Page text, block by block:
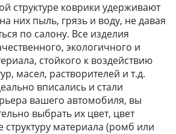
структуре коврики удерживают
них пыль, грязь и воду, не давая
по салону. Все изделия
экологичного и
стойкого к воздействию
масел, растворителей и т.д.
вписались и стали
вашего автомобиля, вы
выбрать их цвет, цвет
структуру материала (ромб или